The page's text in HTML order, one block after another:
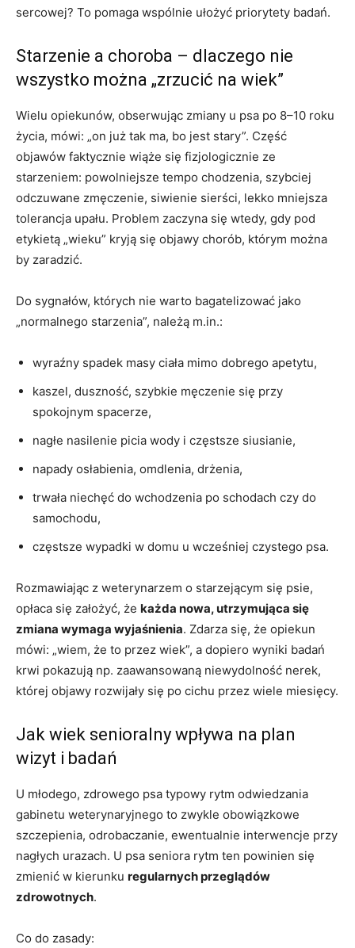
sercowej? To pomaga wspólnie ułożyć priorytety badań.
Starzenie a choroba – dlaczego nie
wszystko można „zrzucić na wiek”
Wielu opiekunów, obserwując zmiany u psa po 8–10 roku
życia, mówi: „on już tak ma, bo jest stary”. Część
objawów faktycznie wiąże się fizjologicznie ze
starzeniem: powolniejsze tempo chodzenia, szybciej
odczuwane zmęczenie, siwienie sierści, lekko mniejsza
tolerancja upału. Problem zaczyna się wtedy, gdy pod
etykietą „wieku” kryją się objawy chorób, którym można
by zaradzić.
Do sygnałów, których nie warto bagatelizować jako
„normalnego starzenia”, należą m.in.:
wyraźny spadek masy ciała mimo dobrego apetytu,
kaszel, duszność, szybkie męczenie się przy
spokojnym spacerze,
nagłe nasilenie picia wody i częstsze siusianie,
napady osłabienia, omdlenia, drżenia,
trwała niechęć do wchodzenia po schodach czy do
samochodu,
częstsze wypadki w domu u wcześniej czystego psa.
Rozmawiając z weterynarzem o starzejącym się psie,
opłaca się założyć, że każda nowa, utrzymująca się
zmiana wymaga wyjaśnienia. Zdarza się, że opiekun
mówi: „wiem, że to przez wiek”, a dopiero wyniki badań
krwi pokazują np. zaawansowaną niewydolność nerek,
której objawy rozwijały się po cichu przez wiele miesięcy.
Jak wiek senioralny wpływa na plan
wizyt i badań
U młodego, zdrowego psa typowy rytm odwiedzania
gabinetu weterynaryjnego to zwykle obowiązkowe
szczepienia, odrobaczanie, ewentualnie interwencje przy
nagłych urazach. U psa seniora rytm ten powinien się
zmienić w kierunku regularnych przeglądów
zdrowotnych.
Co do zasady: